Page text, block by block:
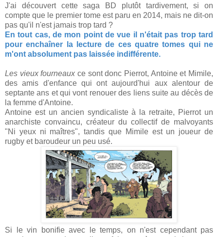
J'ai découvert cette saga BD plutôt tardivement, si on
compte que le premier tome est paru en 2014, mais ne dit-on
pas qu'il n'est jamais trop tard ?
En tout cas, de mon point de vue il n'était pas trop tard
pour enchaîner la lecture de ces quatre tomes qui ne
m'ont absolument pas laissée indifférente.
Les vieux fourneaux ce sont donc Pierrot, Antoine et Mimile,
des amis d'enfance qui ont aujourd'hui aux alentour de
septante ans et qui vont renouer des liens suite au décès de
la femme d'Antoine.
Antoine est un ancien syndicaliste à la retraite, Pierrot un
anarchiste convaincu, créateur du collectif de malvoyants
"Ni yeux ni maîtres", tandis que Mimile est un joueur de
rugby et baroudeur un peu usé.
Si le vin bonifie avec le temps, on n'est cependant pas